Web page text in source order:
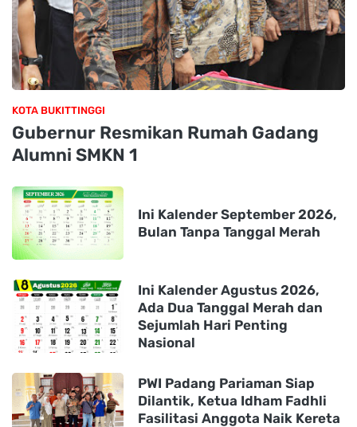
KOTA BUKITTINGGI
Gubernur Resmikan Rumah Gadang
Alumni SMKN 1
Ini Kalender September 2026,
Bulan Tanpa Tanggal Merah
Ini Kalender Agustus 2026,
Ada Dua Tanggal Merah dan
Sejumlah Hari Penting
Nasional
PWI Padang Pariaman Siap
Dilantik, Ketua Idham Fadhli
Fasilitasi Anggota Naik Kereta